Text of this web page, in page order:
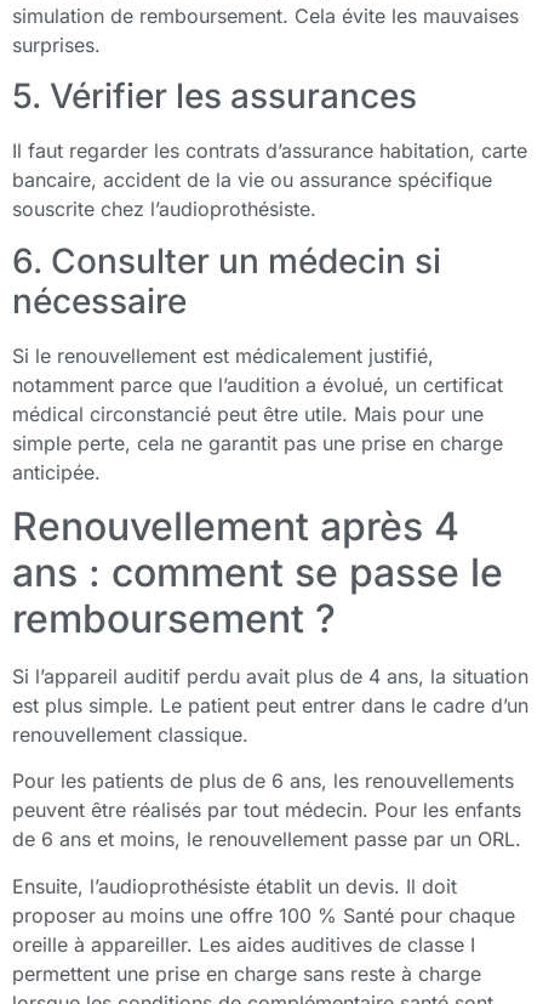
simulation de remboursement. Cela évite les mauvaises
surprises.
5. Vérifier les assurances
Il faut regarder les contrats d’assurance habitation, carte
bancaire, accident de la vie ou assurance spécifique
souscrite chez l’audioprothésiste.
6. Consulter un médecin si
nécessaire
Si le renouvellement est médicalement justifié,
notamment parce que l’audition a évolué, un certificat
médical circonstancié peut être utile. Mais pour une
simple perte, cela ne garantit pas une prise en charge
anticipée.
Renouvellement après 4
ans : comment se passe le
remboursement ?
Si l’appareil auditif perdu avait plus de 4 ans, la situation
est plus simple. Le patient peut entrer dans le cadre d’un
renouvellement classique.
Pour les patients de plus de 6 ans, les renouvellements
peuvent être réalisés par tout médecin. Pour les enfants
de 6 ans et moins, le renouvellement passe par un ORL.
Ensuite, l’audioprothésiste établit un devis. Il doit
proposer au moins une offre 100 % Santé pour chaque
oreille à appareiller. Les aides auditives de classe I
permettent une prise en charge sans reste à charge